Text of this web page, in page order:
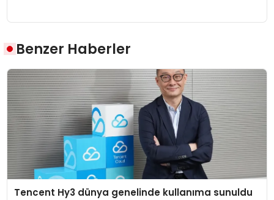
Benzer Haberler
Tencent Hy3 dünya genelinde kullanıma sunuldu